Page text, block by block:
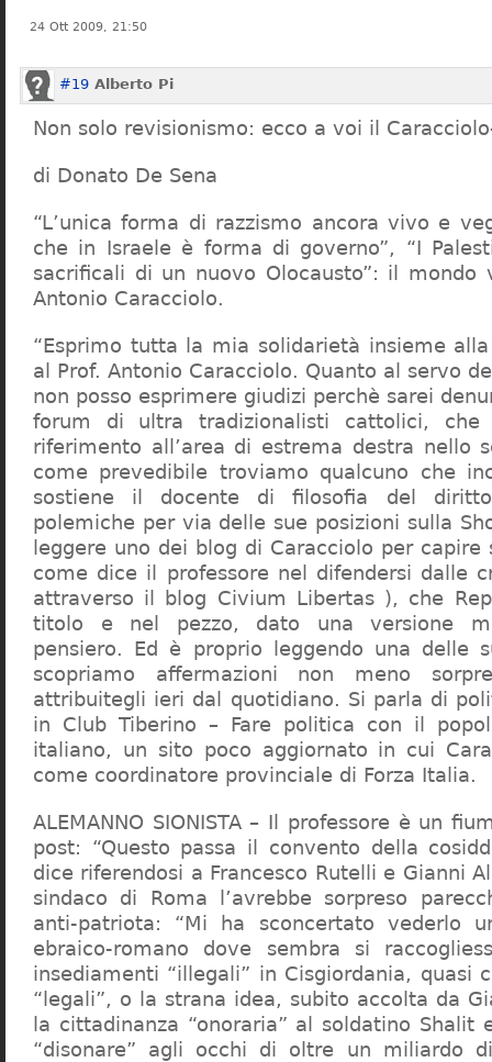
24 Ott 2009, 21:50
#19 Alberto Pi
Non solo revisionismo: ecco a voi il
di Donato De Sena
“L’unica forma di razzismo ancora vivo e
che in Israele è forma di governo”, “I
sacrificali di un nuovo Olocausto”: il mondo
Antonio Caracciolo.
“Esprimo tutta la mia solidarietà insieme
al Prof. Antonio Caracciolo. Quanto al servo
non posso esprimere giudizi perchè sarei
forum di ultra tradizionalisti cattolici,
riferimento all’area di estrema destra nello
come prevedibile troviamo qualcuno che
sostiene il docente di filosofia del
polemiche per via delle sue posizioni sulla
leggere uno dei blog di Caracciolo per
come dice il professore nel difendersi dalle
attraverso il blog Civium Libertas ), che
titolo e nel pezzo, dato una versione
pensiero. Ed è proprio leggendo una delle
scopriamo affermazioni non meno
attribuitegli ieri dal quotidiano. Si parla di
in Club Tiberino – Fare politica con il
italiano, un sito poco aggiornato in cui
come coordinatore provinciale di Forza Italia.
ALEMANNO SIONISTA – Il professore è un
post: “Questo passa il convento della
dice riferendosi a Francesco Rutelli e Gianni
sindaco di Roma l’avrebbe sorpreso
anti-patriota: “Mi ha sconcertato vederlo
ebraico-romano dove sembra si
insediamenti “illegali” in Cisgiordania, quasi
“legali”, o la strana idea, subito accolta da
la cittadinanza “onoraria” al soldatino Shalit
“disonare” agli occhi di oltre un miliardo